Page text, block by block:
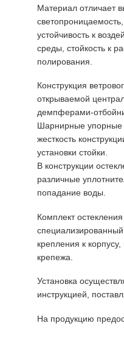
Материал отличает
светопроницаемость,
устойчивость к
среды, стойкость к
полирования.
Конструкция
открываемой
демпферами-
Шарнирные упорные
жесткость
установки стойки.
В конструкции
различные
попадание воды.
Комплект
крепления к
крепежа.
Установка
инструкцией,
На продукцию